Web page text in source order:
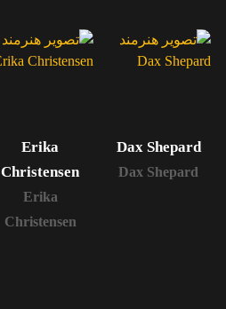
Dax Shepard
Dax Shepard
Erika
Christensen
Erika
Christensen